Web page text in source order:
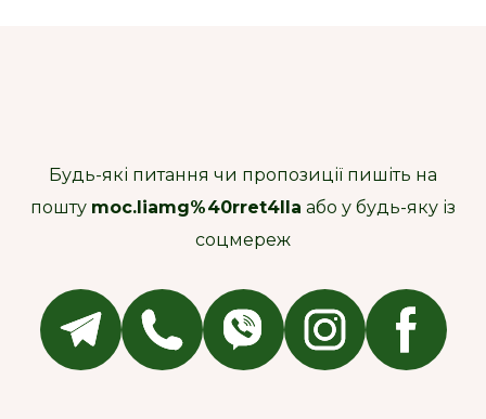
Будь-які питання чи пропозиції пишіть на
пошту moc.liamg%40rret4lla або у будь-яку із
соцмереж